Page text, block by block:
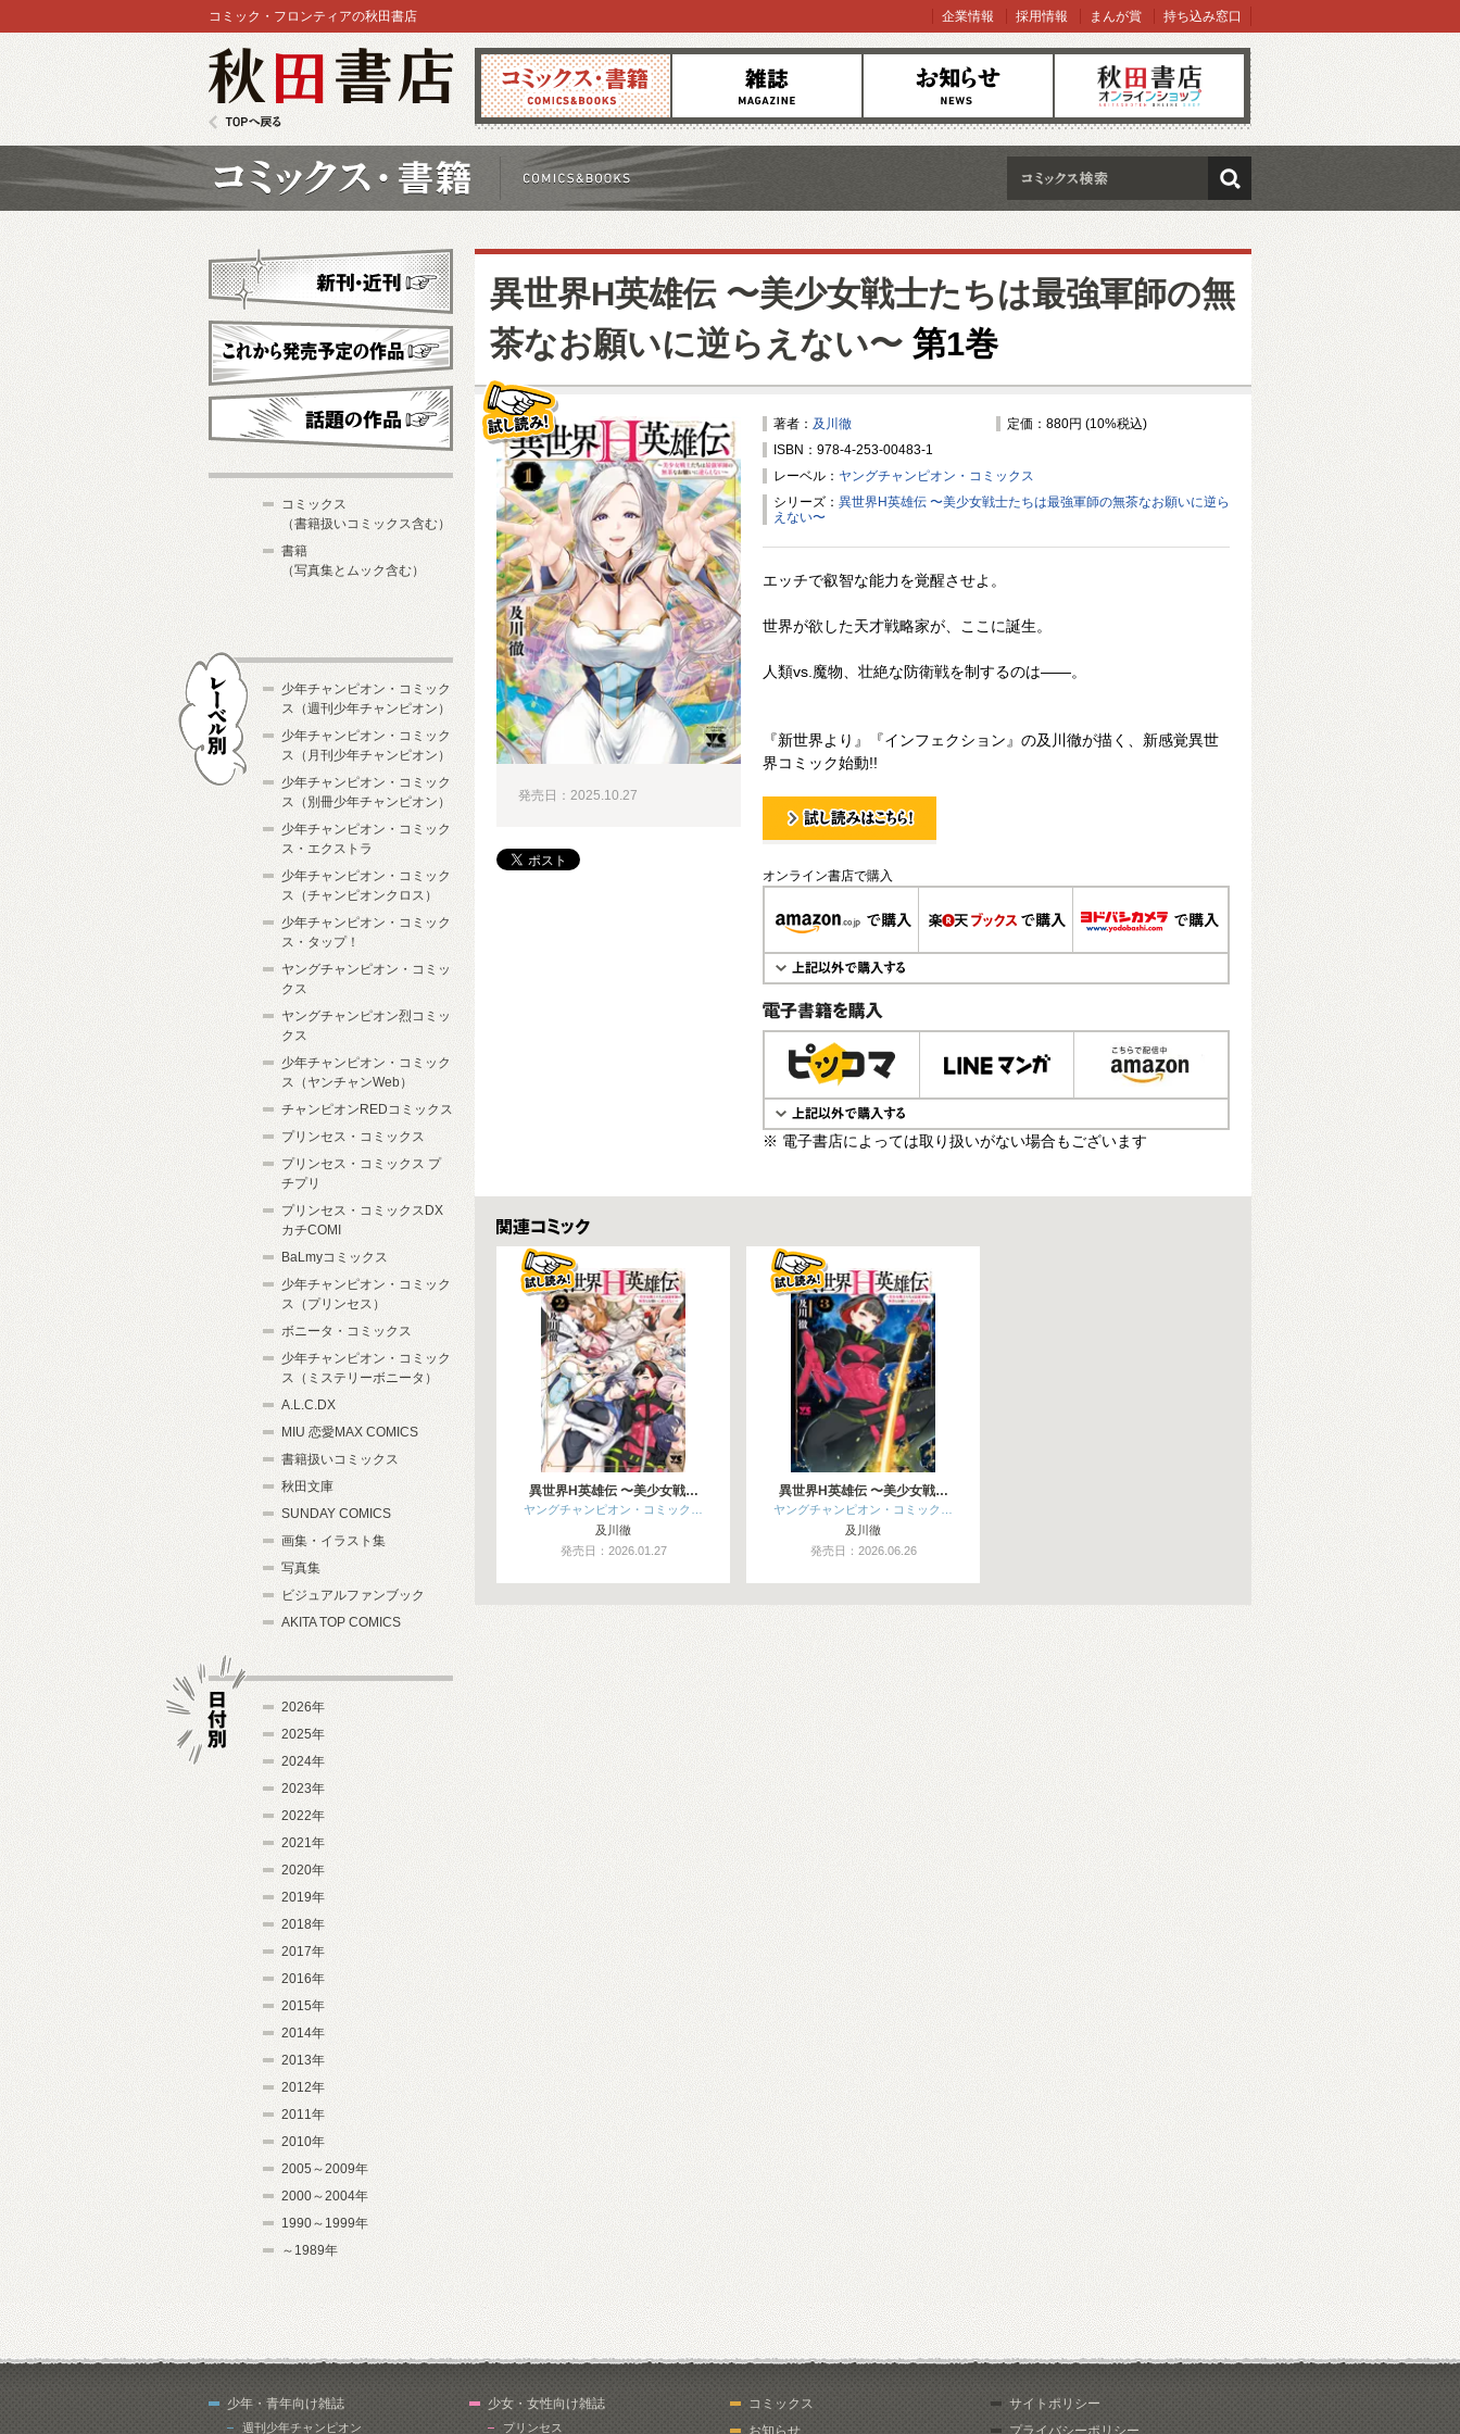
コミックス 雑誌 お知らせ オンラインショップ
コミック・フロンティアの秋田書店 企業情報 採用情報 まんが賞 持ち込み窓口
検索
異世界H英雄伝 〜美少女戦士たちは最強軍師の無
茶なお願いに逆らえない〜 第1巻
著者： 及川徹
定価：880円 (10%税込)
ISBN：978-4-253-00483-1
レーベル： ヤングチャンピオン・コミックス
シリーズ： 異世界H英雄伝 〜美少女戦士たちは最強軍師の無茶なお願いに逆ら
えない〜
エッチで叡智な能力を覚醒させよ。
世界が欲した天才戦略家が、ここに誕生。
人類vs.魔物、壮絶な防衛戦を制するのは――。
『新世界より』『インフェクション』の及川徹が描く、新感覚異世
界コミック始動!!
試し読み！
オンライン書店で購入
電子書籍で購入
※ 電子書店によっては取り扱いがない場合もございます
発売日：2025.10.27
関連コミックス
異世界H英雄伝 〜美少女戦…
ヤングチャンピオン・コミック…
及川徹
発売日：2026.01.27
異世界H英雄伝 〜美少女戦…
ヤングチャンピオン・コミック…
及川徹
発売日：2026.06.26
新刊・近刊
これから発売予定
コミックス
（書籍扱いコミックス含む）
書籍
（写真集とムック含む）
少年チャンピオン・コミック
ス（週刊少年チャンピオン）
少年チャンピオン・コミック
ス（月刊少年チャンピオン）
少年チャンピオン・コミック
ス（別冊少年チャンピオン）
少年チャンピオン・コミック
ス・エクストラ
少年チャンピオン・コミック
ス（チャンピオンクロス）
少年チャンピオン・コミック
ス・タップ！
ヤングチャンピオン・コミッ
クス
ヤングチャンピオン烈コミッ
クス
少年チャンピオン・コミック
ス（ヤンチャンWeb）
チャンピオンREDコミックス
プリンセス・コミックス
プリンセス・コミックス プ
チプリ
プリンセス・コミックスDX
カチCOMI
BaLmyコミックス
少年チャンピオン・コミック
ス（プリンセス）
ボニータ・コミックス
少年チャンピオン・コミック
ス（ミステリーボニータ）
A.L.C.DX
MIU 恋愛MAX COMICS
書籍扱いコミックス
秋田文庫
SUNDAY COMICS
画集・イラスト集
写真集
ビジュアルファンブック
AKITA TOP COMICS
2026年
2025年
2024年
2023年
2022年
2021年
2020年
2019年
2018年
2017年
2016年
2015年
2014年
2013年
2012年
2011年
2010年
2005～2009年
2000～2004年
1990～1999年
～1989年
少年・青年向け雑誌
週刊少年チャンピオン
少女・女性向け雑誌
プリンセス
コミックス
お知らせ
サイトポリシー
プライバシーポリシー